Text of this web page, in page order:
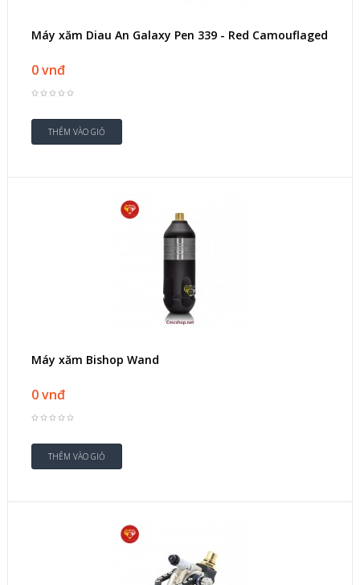
Máy xăm Diau An Galaxy Pen 339 - Red Camouflaged
0 vnđ
Máy xăm Bishop Wand
0 vnđ